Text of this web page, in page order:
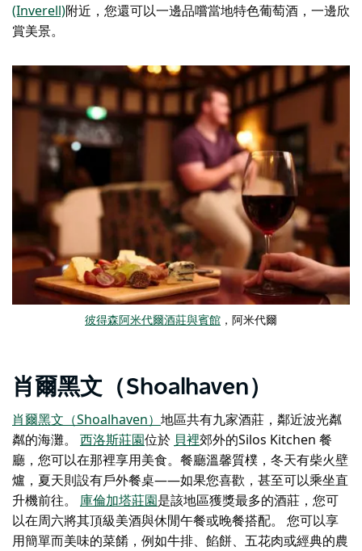
(Inverell)附近 ，您還可以一邊品嚐當地特色葡萄酒，一邊欣
賞美景。
彼得森阿米代爾酒莊與賓館 ，阿米代爾
肖爾黑文（Shoalhaven）
肖爾黑文（Shoalhaven） 地區共有九家酒莊 ，鄰近波光粼
粼的海灘。
西洛斯莊園位於 貝裡郊外的Silos Kitchen 餐
廳，您可以在那裡享用美食。餐廳溫馨質樸，冬天有柴火壁
爐，夏天則設有戶外餐桌——如果您喜歡，甚至可以乘坐直
升機前往。
庫倫加塔莊園是該地區獲獎最多的酒莊，您可
以在周六將其頂級美酒與休閒午餐或晚餐搭配。
您可以享
用簡單而美味的菜餚，例如牛排、餡餅、五花肉或經典的農